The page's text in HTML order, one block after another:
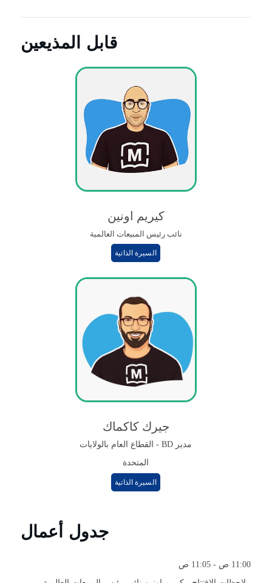
قابل المذيعين
كيريم اونين
نائب رئيس المبيعات العالمية
السيرة الذاتية
جيرك كاكماك
مدير BD - القطاع العام بالولايات
المتحدة
السيرة الذاتية
جدول أعمال
11:00 ص - 11:05 ص